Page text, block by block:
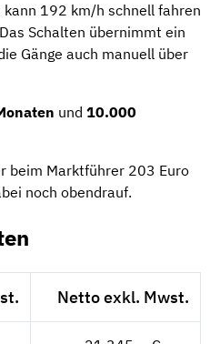
192 km/h schnell fahren
Schalten übernimmt ein
Gänge auch manuell über
und 10.000
beim Marktführer 203 Euro
noch obendrauf.
Netto exkl. Mwst.